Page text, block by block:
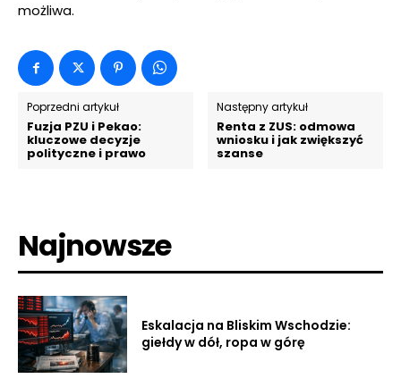
możliwa.
Poprzedni artykuł
Fuzja PZU i Pekao:
kluczowe decyzje
polityczne i prawo
Następny artykuł
Renta z ZUS: odmowa
wniosku i jak zwiększyć
szanse
Najnowsze
Eskalacja na Bliskim Wschodzie:
giełdy w dół, ropa w górę